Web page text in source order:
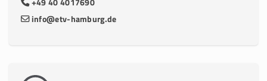
info@etv-hamburg.de